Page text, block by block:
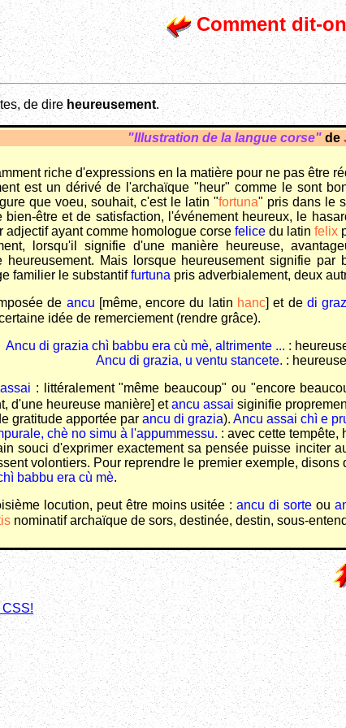
Comment dit-
de dire heureusement.
"Illustration de la langue corse" de
riche d'expressions en la matière pour ne pas être
est un dérivé de l'archaïque "heur" comme le sont
que voeu, souhait, c'est le latin "fortuna" pris dans le
bien-être et de satisfaction, l'événement heureux, le
adjectif ayant comme homologue corse felice du latin felix
lorsqu'il signifie d'une manière heureuse,
heureusement. Mais lorsque heureusement signifie
familier le substantiffurtuna pris adverbialement, deux
de ancu [même, encore du latin hanc] et de di
idée de remerciement (rendre grâce).
Ancu di grazia chì babbu era cù mè, altrimente ... :
Ancu di grazia, u ventu stancete. :
: littéralement "même beaucoup" ou "encore
d'une heureuse manière] etancu assai siginifie
gratitude apportée par ancu di grazia). Ancu assai chì e
chè no simu à l'appummessu. : avec cette tempête,
souci d'exprimer exactement sa pensée puisse inciter
volontiers. Pour reprendre le premier exemple,
babbu era cù mè.
locution, peut être moins usitée :ancu di sorteou
nominatif archaïque de sors, destinée, destin, sous-